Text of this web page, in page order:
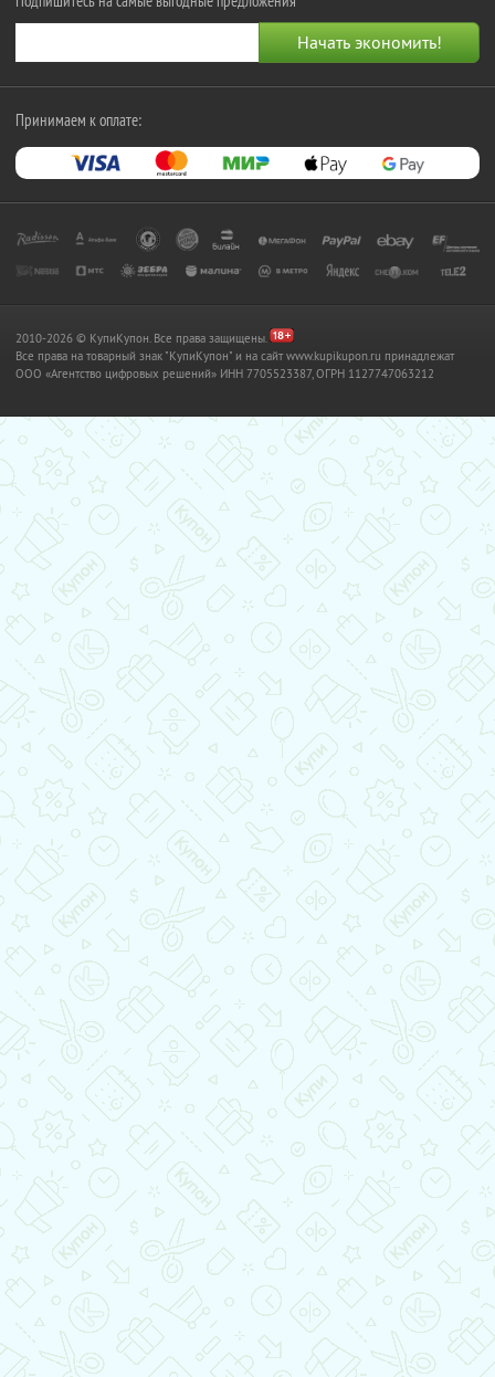
Принимаем к оплате:
2010-2026 © КупиКупон. Все права защищены.
Все права на товарный знак "КупиКупон" и на сайт www.kupikupon.ru принадлежат
OOO «Агентство цифровых решений» ИНН 7705523387, ОГРН 1127747063212